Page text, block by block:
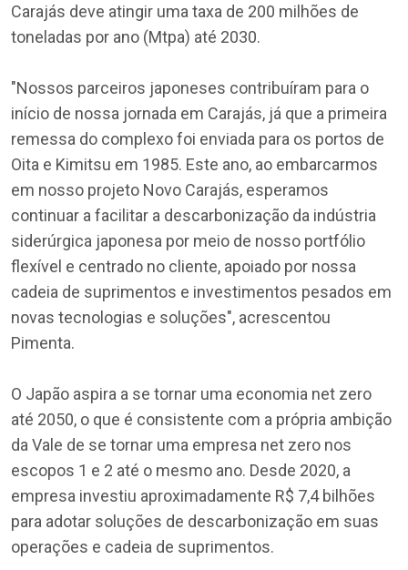
Carajás deve atingir uma taxa de 200 milhões de
toneladas por ano (Mtpa) até 2030.
"Nossos parceiros japoneses contribuíram para o
início de nossa jornada em Carajás, já que a primeira
remessa do complexo foi enviada para os portos de
Oita e Kimitsu em 1985. Este ano, ao embarcarmos
em nosso projeto Novo Carajás, esperamos
continuar a facilitar a descarbonização da indústria
siderúrgica japonesa por meio de nosso portfólio
flexível e centrado no cliente, apoiado por nossa
cadeia de suprimentos e investimentos pesados em
novas tecnologias e soluções", acrescentou
Pimenta.
O Japão aspira a se tornar uma economia net zero
até 2050, o que é consistente com a própria ambição
da Vale de se tornar uma empresa net zero nos
escopos 1 e 2 até o mesmo ano. Desde 2020, a
empresa investiu aproximadamente R$ 7,4 bilhões
para adotar soluções de descarbonização em suas
operações e cadeia de suprimentos.